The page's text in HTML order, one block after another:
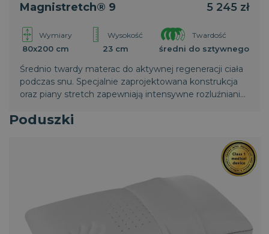
Magnistretch® 9 5 245 zł
Wymiary
80x200 cm
Wysokość
23 cm
Twardość
średni do sztywnego
Średnio twardy materac do aktywnej regeneracji ciała
podczas snu. Specjalnie zaprojektowana konstrukcja
oraz piany stretch zapewniają intensywne rozluźnianie
Magniflex.
Poduszki